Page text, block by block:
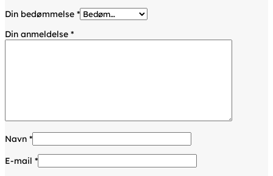
Din bedømmelse *
Din anmeldelse *
Navn *
E-mail *